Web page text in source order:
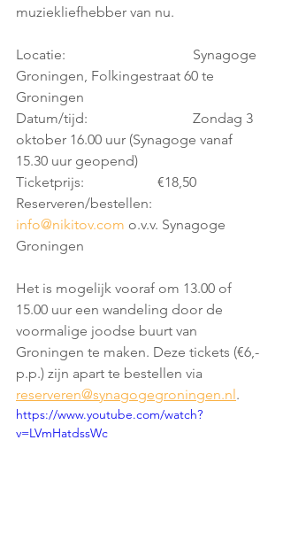
muziekliefhebber van nu.
Locatie:				Synagoge
Groningen, Folkingestraat 60 te
Groningen
Datum/tijd:			Zondag 3
oktober 16.00 uur (Synagoge vanaf
15.30 uur geopend)
Ticketprijs:			€18,50
info@nikitov.com o.v.v. Synagoge
Groningen
Het is mogelijk vooraf om 13.00 of
15.00 uur een wandeling door de
voormalige joodse buurt van
Groningen te maken. Deze tickets (€6,-
p.p.) zijn apart te bestellen via
reserveren@synagogegroningen.nl.
https://www.youtube.com/watch?
v=LVmHatdssWc